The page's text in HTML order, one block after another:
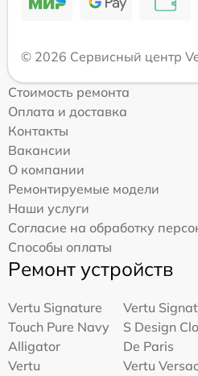
© 2026 Сервисный центр
Стоимость ремонта
Оплата и доставка
Контакты
Вакансии
О компании
Ремонтируемые модели
Наши услуги
Согласие на обработку
Способы оплаты
Ремонт устройств
Vertu Signature
Touch Pure Navy
Alligator
Vertu
S Design
De Paris
Vertu
Vertu